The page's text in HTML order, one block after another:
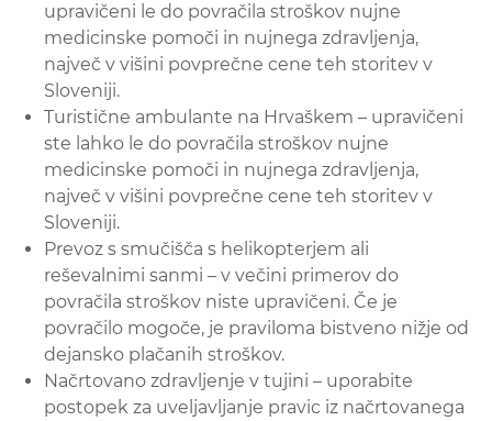
upravičeni le do povračila stroškov nujne
medicinske pomoči in nujnega zdravljenja,
največ v višini povprečne cene teh storitev v
Sloveniji.
Turistične ambulante na Hrvaškem – upravičeni
ste lahko le do povračila stroškov nujne
medicinske pomoči in nujnega zdravljenja,
največ v višini povprečne cene teh storitev v
Sloveniji.
Prevoz s smučišča s helikopterjem ali
reševalnimi sanmi – v večini primerov do
povračila stroškov niste upravičeni. Če je
povračilo mogoče, je praviloma bistveno nižje od
dejansko plačanih stroškov.
Načrtovano zdravljenje v tujini – uporabite
postopek za uveljavljanje pravic iz načrtovanega